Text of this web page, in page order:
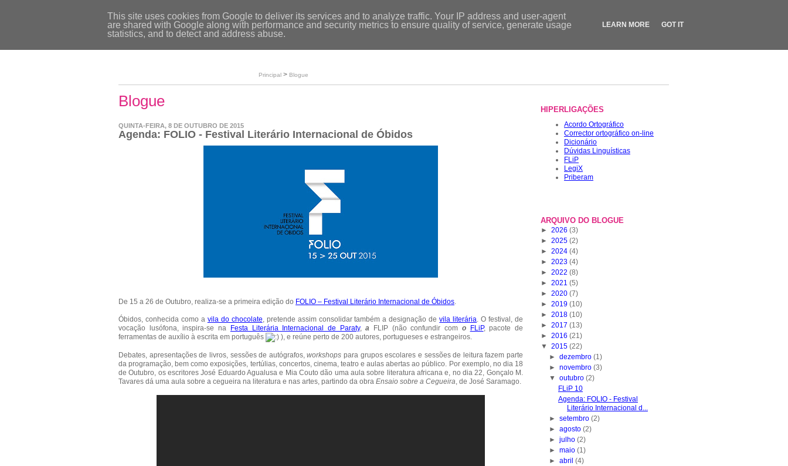
Início
Loja
Principal > Blogue
Blogue
QUINTA-FEIRA, 8 DE OUTUBRO DE 2015
Agenda: FOLIO - Festival Literário Internacional de Óbidos
De 15 a 26 de Outubro, realiza-se a primeira edição do FOLIO – Festival Literário Internacional de Óbidos.
Óbidos, conhecida como a vila do chocolate, pretende assim consolidar também a designação devila literária. O festival, de
vocação lusófona, inspira-se na
Festa Literária Internacional de Paraty,a FLIP (não confundir com o FLiP, pacote de
ferramentas de auxílio à escrita em português
), e reúne perto de 200 autores, portugueses e estrangeiros.
Debates, apresentações de livros, sessões de autógrafos,workshops para grupos escolares e sessões de leitura fazem parte
da programação, bem como exposições, tertúlias, concertos, cinema, teatro e aulas abertas ao público. Por exemplo, no dia 18
de Outubro, os escritores José Eduardo Agualusa e Mia Couto dão uma aula sobre literatura africana e, no dia 22, Gonçalo M.
Tavares dá uma aula sobre a cegueira na literatura e nas artes, partindo da obra Ensaio sobre a Cegueira, de José Saramago.
HIPERLIGAÇÕES
Acordo Ortográfico
Corrector ortográfico on-line
Dicionário
Dúvidas Linguísticas
FLiP
LegiX
Priberam
ARQUIVO DO BLOGUE
► 2026 (3)
► 2025 (2)
► 2024 (4)
► 2023 (4)
► 2022 (8)
► 2021 (5)
► 2020 (7)
► 2019 (10)
► 2018 (10)
► 2017 (13)
► 2016 (21)
▼ 2015 (22)
►dezembro(1)
►novembro(3)
▼outubro(2)
FLiP 10
Agenda: FOLIO - Festival
Literário Internacional d...
►setembro(2)
►agosto(2)
►julho(2)
►maio(1)
►abril(4)
This site uses cookies from Google to deliver its services and to analyze traffic. Your IP address and user-agent
are shared with Google along with performance and security metrics to ensure quality of service, generate usage
statistics, and to detect and address abuse.
LEARN MORE GOT IT